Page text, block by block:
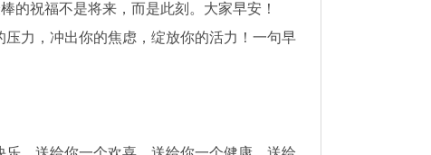
的祝福不是将来，而是此刻。大家早安！
力，冲出你的焦虑，绽放你的活力！一句早